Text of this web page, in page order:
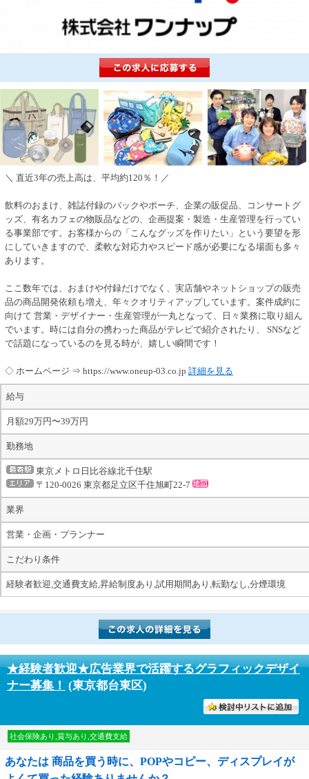
＼ 直近3年の売上高は、平均約120％！／
飲料のおまけ、雑誌付録のバックやポーチ、企業の販促品、コンサートグ
ッズ、有名カフェの物販品などの、企画提案・製造・生産管理を行ってい
る事業部です。お客様からの「こんなグッズを作りたい」という要望を形
にしていきますので、柔軟な対応力やスピード感が必要になる場面も多々
あります。
ここ数年では、おまけや付録だけでなく、実店舗やネットショップの販売
品の商品開発依頼も増え、年々クオリティアップしています。案件成約に
向けて 営業・デザイナー・生産管理が一丸となって、日々業務に取り組ん
でいます。時には自分の携わった商品がテレビで紹介されたり、 SNSなど
で話題になっているのを見る時が、嬉しい瞬間です！
◇ ホームページ ⇒ https://www.oneup-03.co.jp 詳細を見る
給与
月額29万円〜39万円
勤務地
東京メトロ日比谷線北千住駅
〒120-0026 東京都足立区千住旭町22-7
業界
営業・企画・プランナー
こだわり条件
経験者歓迎,交通費支給,昇給制度あり,試用期間あり,転勤なし,分煙環境
★経験者歓迎★広告業界で活躍するグラフィックデザイ
ナー募集！ (東京都台東区)
社会保険あり,賞与あり,交通費支給
あなたは 商品を買う時に、POPやコピー、ディスプレイが